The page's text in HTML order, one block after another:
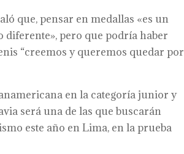
que, pensar en medallas «es un
diferente», pero que podría haber
“creemos y queremos quedar por
en la categoría junior y
será una de las que buscarán
este año en Lima, en la prueba